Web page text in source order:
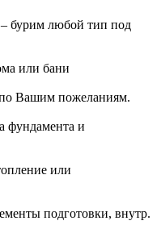
бурим любой тип под
или бани
Вашим пожеланиям.
фундамента и
или
подготовки, внутр.